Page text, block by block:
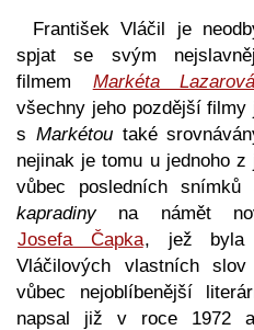
František Vláčil je
spjat se svým
filmem Markéta Lazarová
všechny jeho pozdější filmy
s Markétoutaké
nejinak je tomu u jednoho z
vůbec posledních snímků
kapradinyna námět
Josefa Čapka, jež byla
Vláčilových vlastních
vůbec nejoblíbenější
napsal již v roce 1972